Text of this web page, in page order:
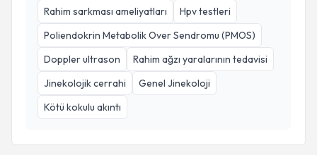
Rahim sarkması ameliyatları
Hpv testleri
Poliendokrin Metabolik Over Sendromu (PMOS)
Doppler ultrason
Rahim ağzı yaralarının tedavisi
Jinekolojik cerrahi
Genel Jinekoloji
Kötü kokulu akıntı